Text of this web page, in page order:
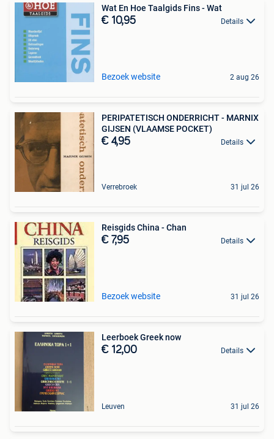
Wat En Hoe Taalgids Fins - Wat
€ 10,95 Details
Bezoek website 2 aug 26
PERIPATETISCH ONDERRICHT - MARNIX
GIJSEN (VLAAMSE POCKET)
€ 4,95 Details
Verrebroek 31 jul 26
Reisgids China - Chan
€ 7,95 Details
Bezoek website 31 jul 26
Leerboek Greek now
€ 12,00 Details
Leuven 31 jul 26